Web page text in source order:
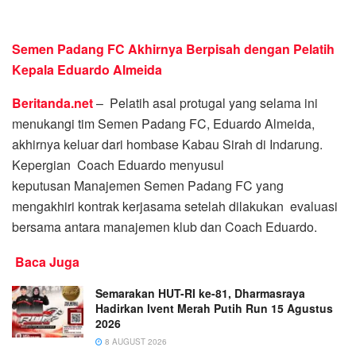
Semen Padang FC Akhirnya Berpisah dengan Pelatih
Kepala Eduardo Almeida
Beritanda.net– Pelatih asal protugal yang selama ini
menukangi tim Semen Padang FC, Eduardo Almeida,
akhirnya keluar dari hombase Kabau Sirah di Indarung.
Kepergian Coach Eduardo menyusul
keputusan Manajemen Semen Padang FC yang
mengakhiri kontrak kerjasama setelah dilakukan evaluasi
bersama antara manajemen klub dan Coach Eduardo.
Baca Juga
Semarakan HUT-RI ke-81, Dharmasraya
Hadirkan Ivent Merah Putih Run 15 Agustus
2026
8 AUGUST 2026